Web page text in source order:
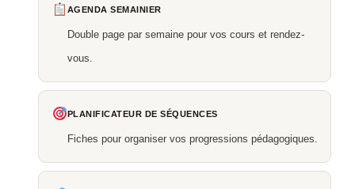
AGENDA SEMAINIER
Double page par semaine pour vos cours et rendez-
vous.
PLANIFICATEUR DE SÉQUENCES
Fiches pour organiser vos progressions pédagogiques.